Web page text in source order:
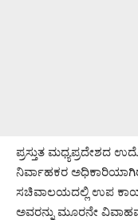
ಪ್ರಸ್ತುತ ಮಧ್ಯಪ್ರದೇಶದ
ನಿರ್ವಾಹಕರ
ಸಚಿವಾಲಯದಲ್ಲಿ ಉಪ
ಅವರನ್ನು ಮೂರನೇ